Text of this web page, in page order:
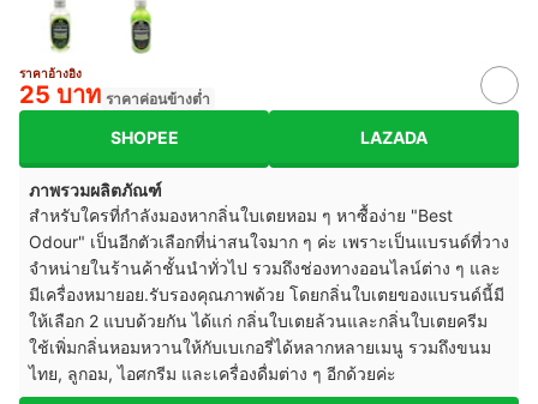
ราคาอ้างอิง
25 บาท ราคาค่อนข้างต่ำ
SHOPEE LAZADA
ภาพรวมผลิตภัณฑ์
สำหรับใครที่กำลังมองหากลิ่นใบเตยหอม ๆ หาซื้อง่าย "Best
Odour" เป็นอีกตัวเลือกที่น่าสนใจมาก ๆ ค่ะ เพราะเป็นแบรนด์ที่วาง
จำหน่ายในร้านค้าชั้นนำทั่วไป รวมถึงช่องทางออนไลน์ต่าง ๆ และ
มีเครื่องหมายอย.รับรองคุณภาพด้วย โดยกลิ่นใบเตยของแบรนด์นี้มี
ให้เลือก 2 แบบด้วยกัน ได้แก่ กลิ่นใบเตยล้วนและกลิ่นใบเตยครีม
ใช้เพิ่มกลิ่นหอมหวานให้กับเบเกอรี่ได้หลากหลายเมนู รวมถึงขนม
ไทย, ลูกอม, ไอศกรีม และเครื่องดื่มต่าง ๆ อีกด้วยค่ะ